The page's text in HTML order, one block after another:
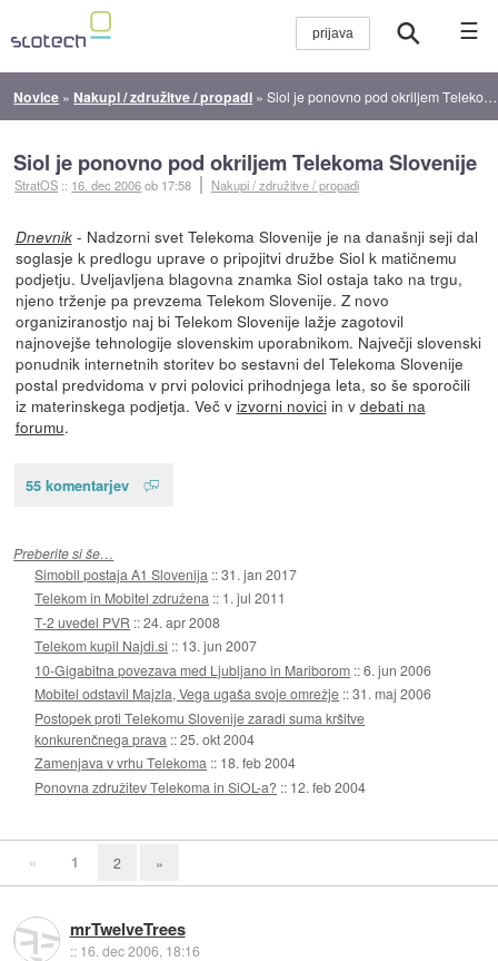
☰
Novice » Nakupi / združitve / propadi »Siol je ponovno pod okriljem Telekoma Slovenije
Siol je ponovno pod okriljem Telekoma Slovenije
StratOS :: 16. dec 2006ob 17:58 Nakupi / združitve / propadi
Dnevnik- Nadzorni svet Telekoma Slovenije je na današnji seji dal
soglasje k predlogu uprave o pripojitvi družbe Siol k matičnemu
podjetju. Uveljavljena blagovna znamka Siol ostaja tako na trgu,
njeno trženje pa prevzema Telekom Slovenije. Z novo
organiziranostjo naj bi Telekom Slovenije lažje zagotovil
najnovejše tehnologije slovenskim uporabnikom. Največji slovenski
ponudnik internetnih storitev bo sestavni del Telekoma Slovenije
postal predvidoma v prvi polovici prihodnjega leta, so še sporočili
iz materinskega podjetja. Več v izvorni noviciin v debati na
forumu.
55 komentarjev
Preberite si še…
Simobil postaja A1 Slovenija ::31. jan 2017
Telekom in Mobitel združena :: 1. jul 2011
T-2 uvedel PVR ::24. apr 2008
Telekom kupil Najdi.si :: 13. jun 2007
10-Gigabitna povezava med Ljubljano in Mariborom ::6. jun 2006
Mobitel odstavil Majzla, Vega ugaša svoje omrežje ::31. maj 2006
Postopek proti Telekomu Slovenije zaradi suma kršitve
konkurenčnega prava ::25. okt 2004
Zamenjava v vrhu Telekoma :: 18. feb 2004
Ponovna združitev Telekoma in SiOL-a? :: 12. feb 2004
« 1 2 »
mrTwelveTrees
:: 16. dec 2006, 18:16